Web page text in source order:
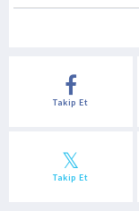
Takip Et
Takip Et